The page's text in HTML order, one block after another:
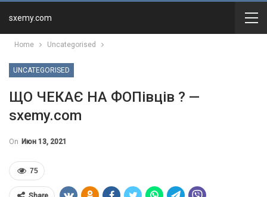
sxemy.com
Home Uncategorised
UNCATEGORISED
ЩО ЧЕКАЄ НА ФОПівців ? —
sxemy.com
On Июн 13, 2021
75